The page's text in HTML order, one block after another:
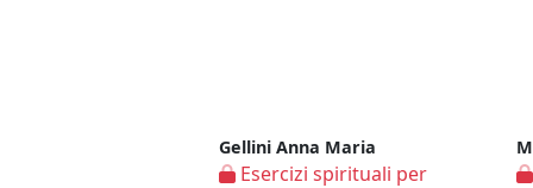
Gellini Anna Maria
Esercizi spirituali per